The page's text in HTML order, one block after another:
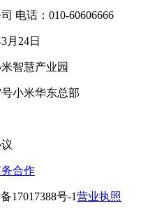
电话：010-60606666
月24日
智慧产业园
小米华东总部
合作
17017388号-1营业执照